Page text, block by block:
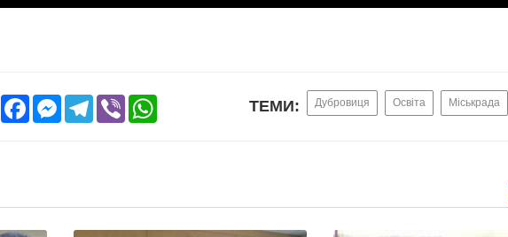
Gmail FacebookMessengerTelegram
Viber ТЕМИ: Дубровиця Освіта Міськрада